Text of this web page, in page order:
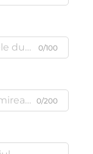
0/100
0/200